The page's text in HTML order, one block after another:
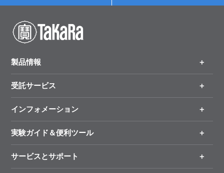
製品情報
製品一覧
手法から製品を探す
新製品情報
受託サービス
オンライン注文
インフォメーション
キャンペーン
タカラバイオ各種会員募集のお知らせ
実験ガイド＆便利ツール
リアルタイムPCR実験のススメ
サービスとサポート